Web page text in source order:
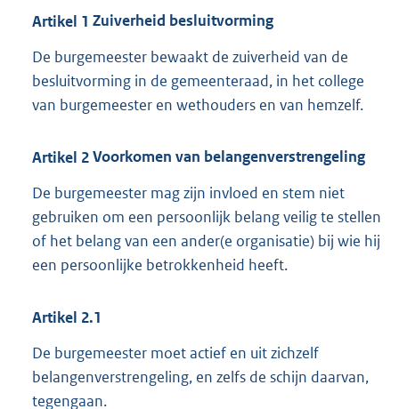
Artikel 1 Zuiverheid besluitvorming
De burgemeester bewaakt de zuiverheid van de
besluitvorming in de gemeenteraad, in het college
van burgemeester en wethouders en van hemzelf.
Artikel 2Voorkomen van belangenverstrengeling
De burgemeester mag zijn invloed en stem niet
gebruiken om een persoonlijk belang veilig te stellen
of het belang van een ander(e organisatie) bij wie hij
een persoonlijke betrokkenheid heeft.
Artikel 2.1
De burgemeester moet actief en uit zichzelf
belangenverstrengeling, en zelfs de schijn daarvan,
tegengaan.